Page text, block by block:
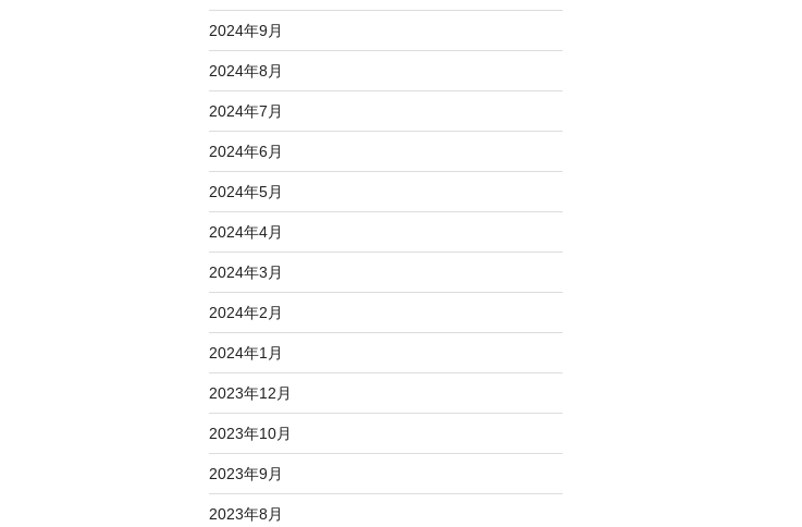
2024年9月
2024年8月
2024年7月
2024年6月
2024年5月
2024年4月
2024年3月
2024年2月
2024年1月
2023年12月
2023年10月
2023年9月
2023年8月